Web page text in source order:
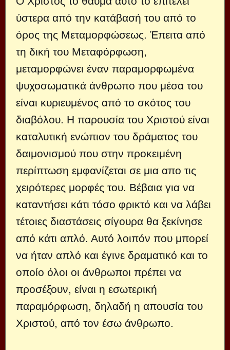
ύστερα από την κατάβασή του από το
όρος της Μεταμορφώσεως. Έπειτα από
τη δική του Μεταφόρφωση,
μεταμορφώνει έναν παραμορφωμένα
ψυχοσωματικά άνθρωπο που μέσα του
είναι κυριευμένος από το σκότος του
διαβόλου. Η παρουσία του Χριστού είναι
καταλυτική ενώπιον του δράματος του
δαιμονισμού που στην προκειμένη
περίπτωση εμφανίζεται σε μια απο τις
χειρότερες μορφές του. Βέβαια για να
καταντήσει κάτι τόσο φρικτό και να λάβει
τέτοιες διαστάσεις σίγουρα θα ξεκίνησε
από κάτι απλό. Αυτό λοιπόν που μπορεί
να ήταν απλό και έγινε δραματικό και το
οποίο όλοι οι άνθρωποι πρέπει να
προσέξουν, είναι η εσωτερική
παραμόρφωση, δηλαδή η απουσία του
Χριστού, από τον έσω άνθρωπο.